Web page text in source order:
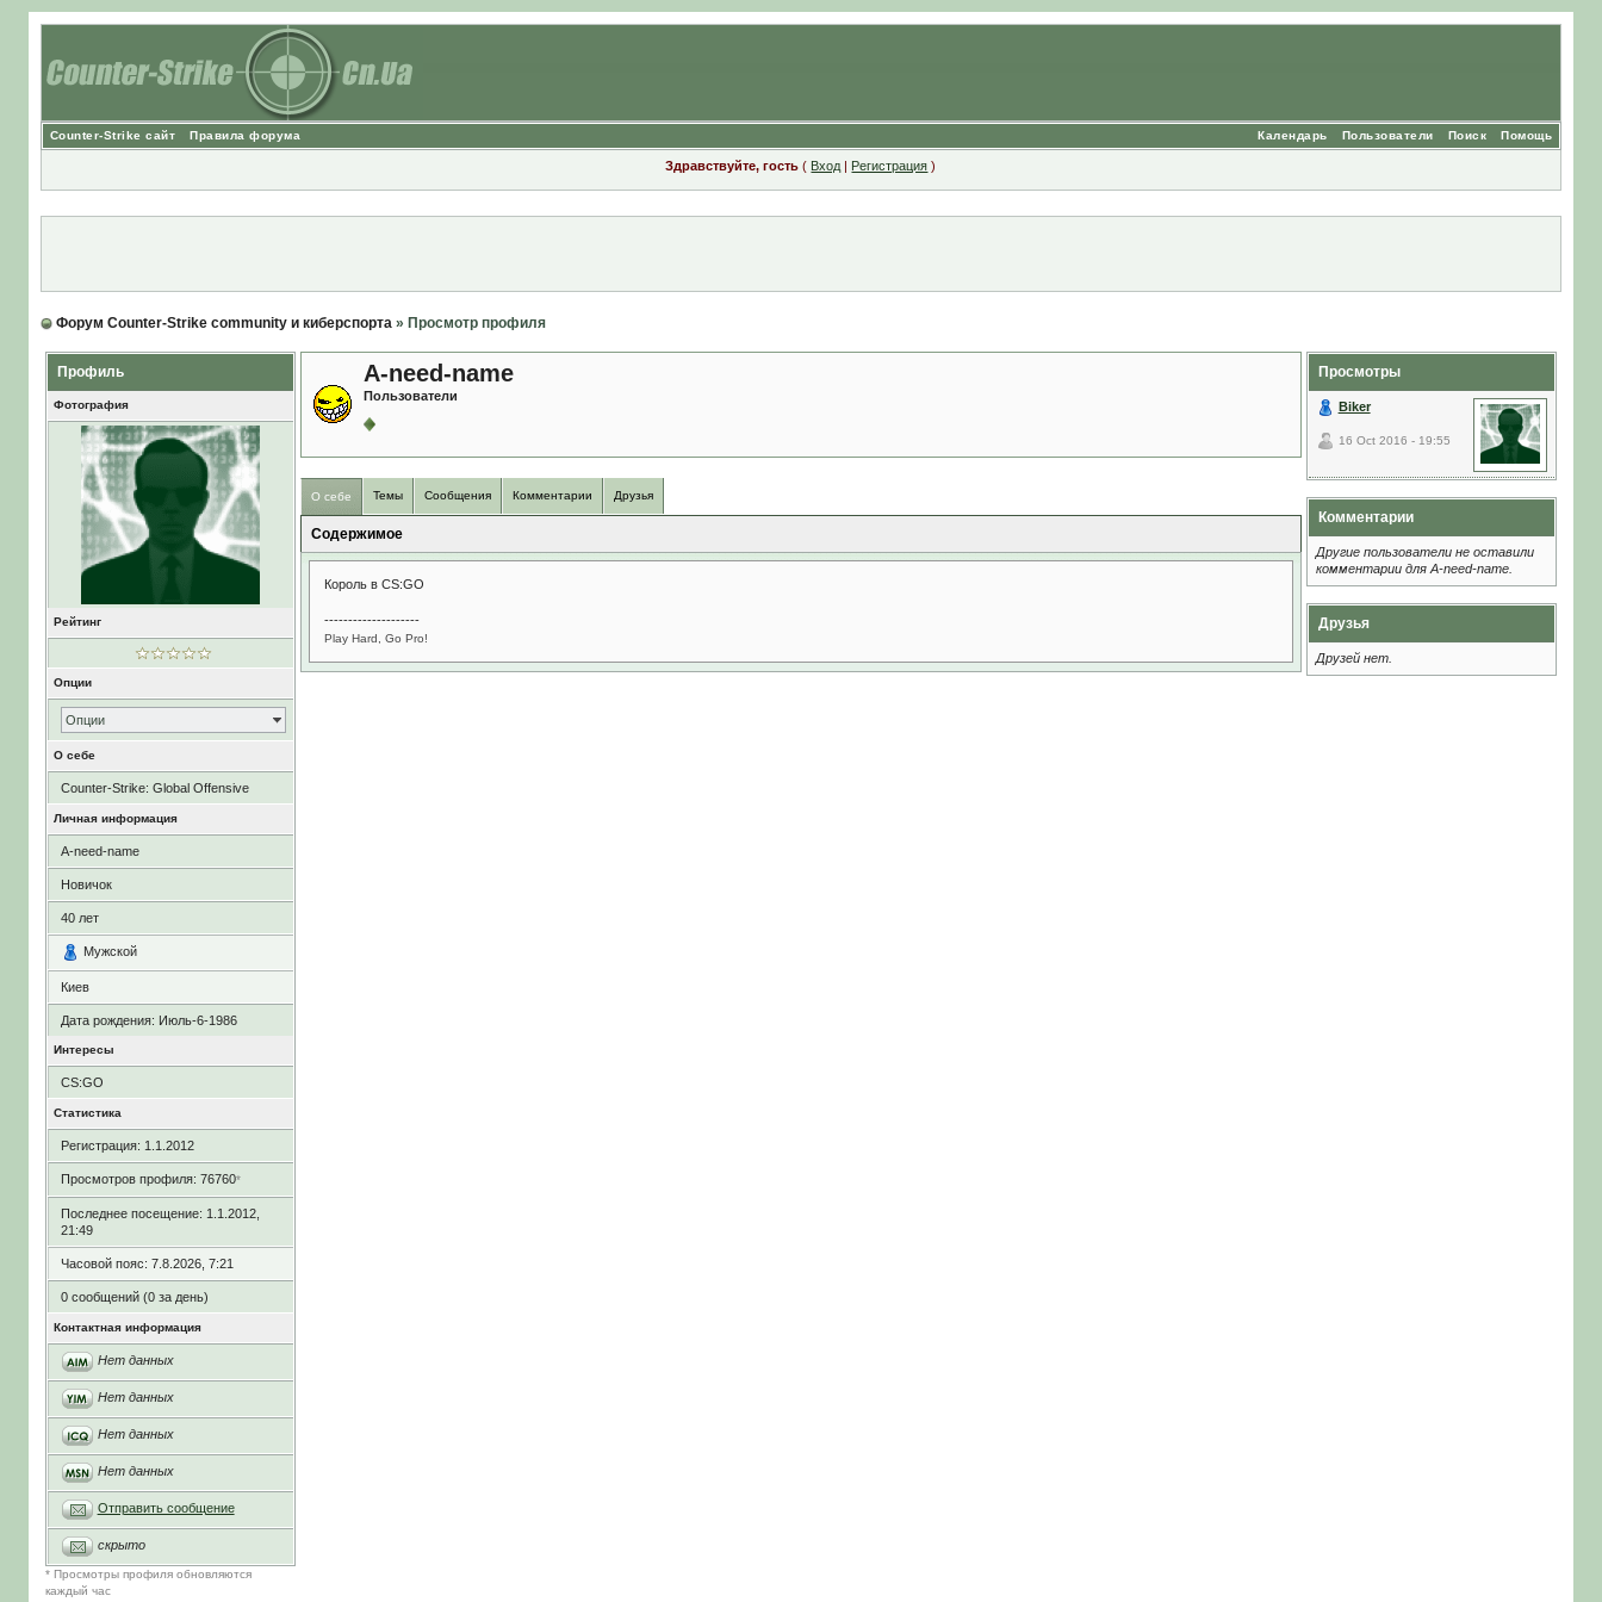
Counter-Strike сайт Правила форума Помощь
Поиск
Пользователи
Календарь
Здравствуйте, гость ( Вход | Регистрация )
Форум Counter-Strike community и киберспорта» Просмотр профиля
Профиль
Фотография
Рейтинг
Опции
Опции
О себе
Counter-Strike: Global Offensive
Личная информация
A-need-name
Новичок
40 лет
Мужской
Киев
Дата рождения: Июль-6-1986
Интересы
CS:GO
Статистика
Регистрация: 1.1.2012
Просмотров профиля: 76760*
Последнее посещение: 1.1.2012,
21:49
Часовой пояс: 7.8.2026, 7:21
0 сообщений (0 за день)
Контактная информация
Нет данных
Нет данных
Нет данных
Нет данных
Отправить сообщение
скрыто
* Просмотры профиля обновляются
каждый час
A-need-name
Пользователи
О себе Темы Сообщения Комментарии Друзья
Содержимое
Король в CS:GO
--------------------
Play Hard, Go Pro!
Просмотры
Biker
16 Oct 2016 - 19:55
Комментарии
Другие пользователи не оставили
комментарии для A-need-name.
Друзья
Друзей нет.